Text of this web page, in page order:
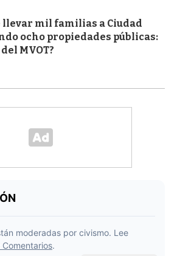
mil familias a Ciudad
ocho propiedades públicas:
MVOT?